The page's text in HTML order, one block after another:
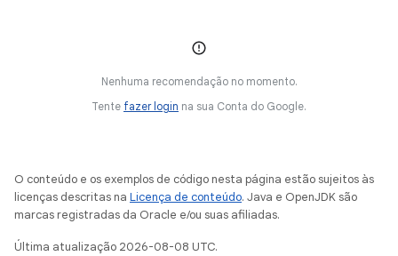
Nenhuma recomendação no momento.
Tente fazer login na sua Conta do Google.
O conteúdo e os exemplos de código nesta página estão sujeitos às
licenças descritas na Licença de conteúdo. Java e OpenJDK são
marcas registradas da Oracle e/ou suas afiliadas.
Última atualização 2026-08-08 UTC.